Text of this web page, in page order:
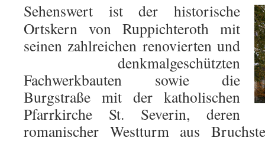
Sehenswert ist der historische
Ortskern von Ruppichteroth mit
seinen zahlreichen renovierten und
denkmalgeschützten
Fachwerkbauten sowie die
Burgstraße mit der katholischen
Pfarrkirche St. Severin, deren
romanischer Westturm aus